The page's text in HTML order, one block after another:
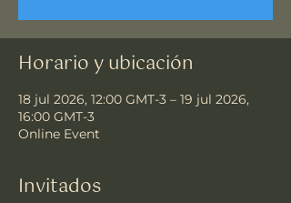
Horario y ubicación
18 jul 2026, 12:00 GMT-3 – 19 jul 2026,
16:00 GMT-3
Online Event
Invitados